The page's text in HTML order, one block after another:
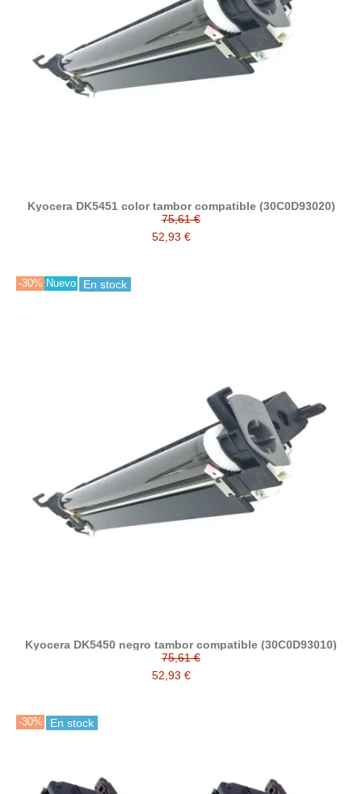
Kyocera DK5451 color tambor compatible (30C0D93020)
75,61 €
52,93 €
-30% Nuevo En stock
Kyocera DK5450 negro tambor compatible (30C0D93010)
75,61 €
52,93 €
-30% En stock